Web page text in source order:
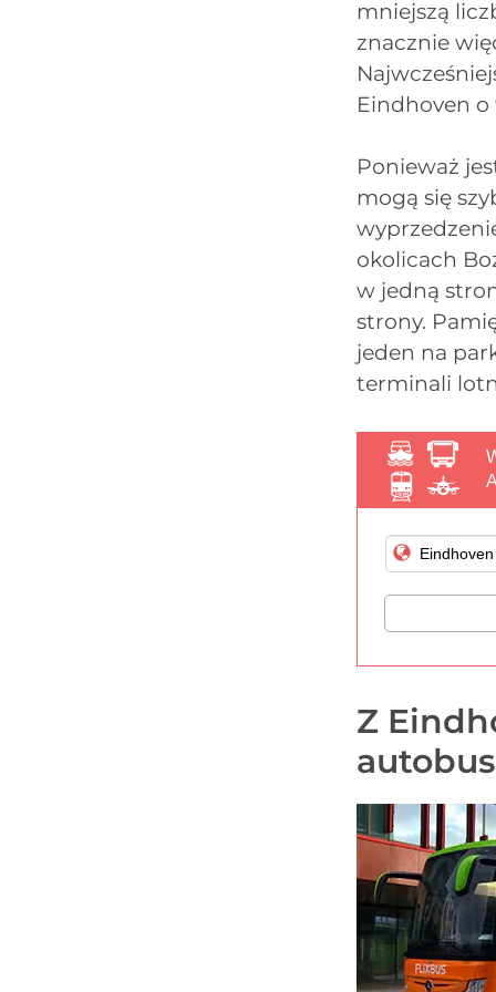
mniejszą
znacznie
Eindhoven o
Ponieważ
mogą się
okolicach
w jedną
strony.
jeden na
terminali
Z